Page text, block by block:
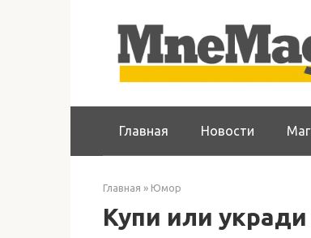
Главная Новости
Главная » Юмор
Купи или укради